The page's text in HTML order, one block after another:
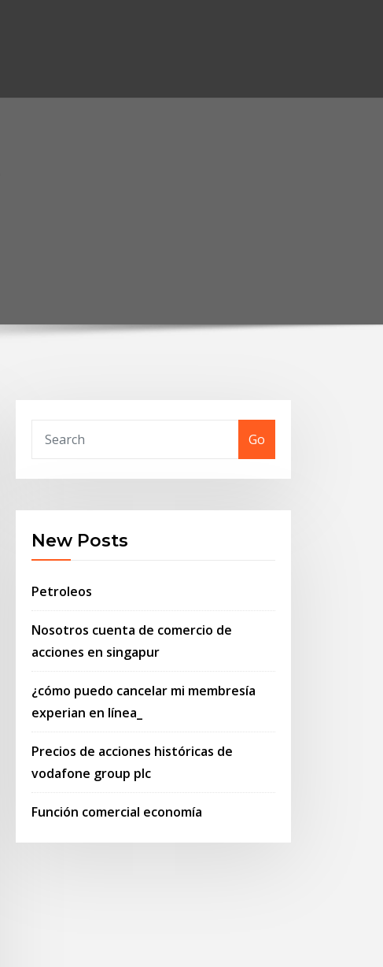
Go
New Posts
Petroleos
Nosotros cuenta de comercio de
acciones en singapur
¿cómo puedo cancelar mi membresía
experian en línea_
Precios de acciones históricas de
vodafone group plc
Función comercial economía